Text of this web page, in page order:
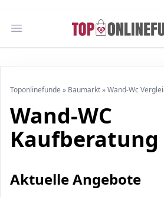
Open main menu
Toponlinefunde » Baumarkt»Wand-Wc
Wand-WC
Kaufberatung
Aktuelle Angebote